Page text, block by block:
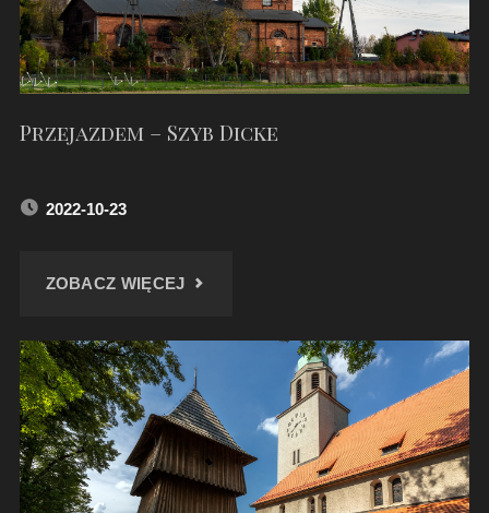
Przejazdem – Szyb Dicke
2022-10-23
ZOBACZ WIĘCEJ"PRZEJAZDEM
SZYB
DICKE"